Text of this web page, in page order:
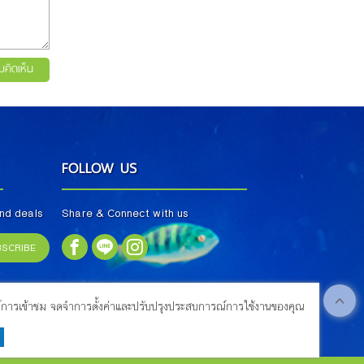
คิดเห็น
deals
FOLLOW US
Share & Connect with us
การเข้าชม จดจำการตั้งค่าและปรับปรุงประสบการณ์การใช้งานของคุณ